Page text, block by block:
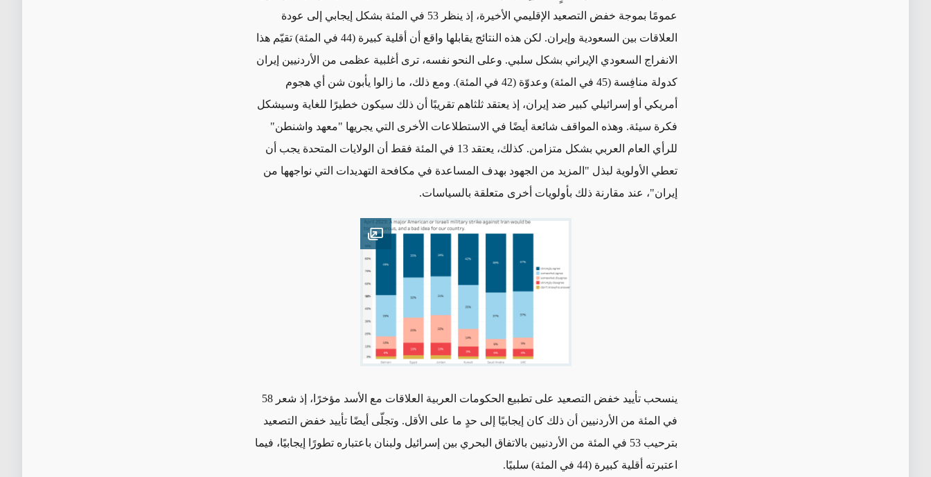
عمومًا بموجة خفض التصعيد الإقليمي الأخيرة، إذ ينظر 53 في المئة بشكل إيجابي إلى عودة
العلاقات بين السعودية وإيران. لكن هذه النتائج يقابلها واقع أن أقلية كبيرة (44 في المئة) تقيّم هذا
الانفراج السعودي الإيراني بشكل سلبي. وعلى النحو نفسه، ترى أغلبية عظمى من الأردنيين إيران
كدولة منافِسة (45 في المئة) وعدوّة (42 في المئة). ومع ذلك، ما زالوا يأبون شن أي هجوم
أمريكي أو إسرائيلي كبير ضد إيران، إذ يعتقد ثلثاهم تقريبًا أن ذلك سيكون خطيرًا للغاية وسيشكل
فكرة سيئة. وهذه المواقف شائعة أيضًا في الاستطلاعات الأخرى التي يجريها "معهد واشنطن"
للرأي العام العربي بشكل متزامن. كذلك، يعتقد 13 في المئة فقط أن الولايات المتحدة يجب أن
تعطي الأولوية لبذل "المزيد من الجهود بهدف المساعدة في مكافحة التهديدات التي نواجهها من
إيران"، عند مقارنة ذلك بأولويات أخرى متعلقة بالسياسات.
Open image
ينسحب تأييد خفض التصعيد على تطبيع الحكومات العربية العلاقات مع الأسد مؤخرًا، إذ شعر 58
في المئة من الأردنيين أن ذلك كان إيجابيًا إلى حدٍ ما على الأقل. وتجلّى أيضًا تأييد خفض التصعيد
بترحيب 53 في المئة من الأردنيين بالاتفاق البحري بين إسرائيل ولبنان باعتباره تطورًا إيجابيًا، فيما
اعتبرته أقلية كبيرة (44 في المئة) سلبيًا.